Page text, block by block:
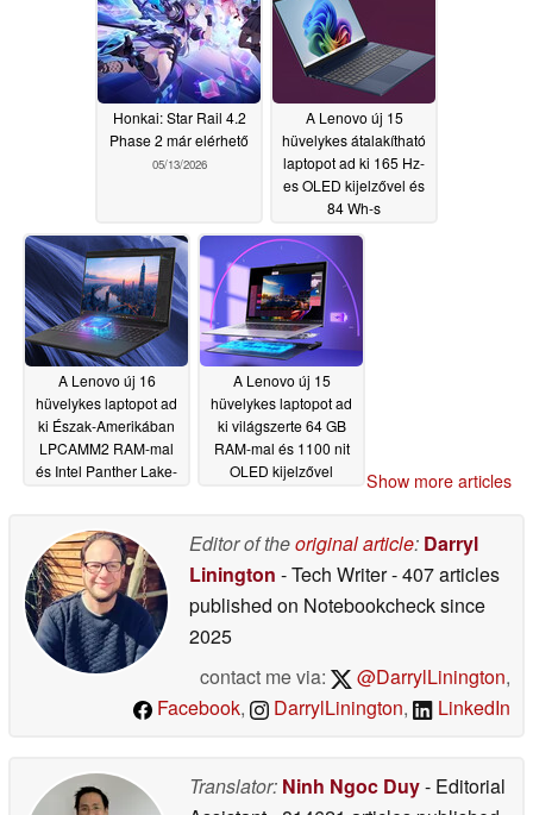
Honkai: Star Rail 4.2
Phase 2 már elérhető
05/13/2026
A Lenovo új 15
hüvelykes átalakítható
laptopot ad ki 165 Hz-
es OLED kijelzővel és
84 Wh-s
05/13/2026
A Lenovo új 16
hüvelykes laptopot ad
ki Észak-Amerikában
LPCAMM2 RAM-mal
és Intel Panther Lake-
A Lenovo új 15
hüvelykes laptopot ad
ki világszerte 64 GB
RAM-mal és 1100 nit
OLED kijelzővel
Show more articles
Editor of theoriginal article: Darryl
Linington - Tech Writer- 407 articles
published on Notebookchecksince
2025
contact me via:
@DarrylLinington,
Facebook, DarrylLinington, LinkedIn
Translator: Ninh Ngoc Duy- Editorial